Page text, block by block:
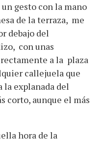
gesto con la mano
de la terraza, me
debajo del
con unas
a la plaza
callejuela que
la explanada del
corto, aunque el más
hora de la